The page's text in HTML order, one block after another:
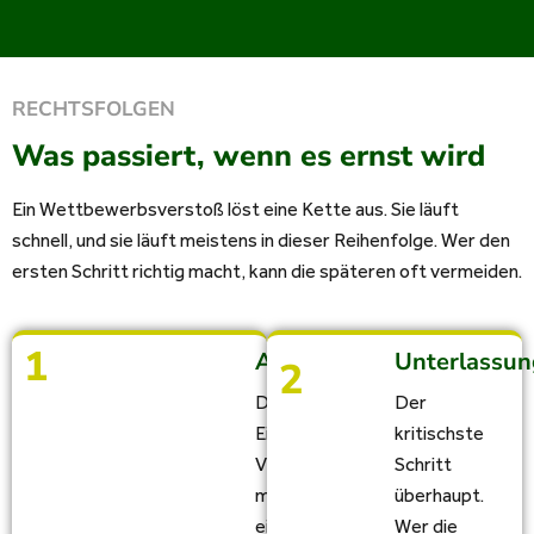
RECHTSFOLGEN
Was passiert, wenn es ernst wird
Ein Wettbewerbsverstoß löst eine Kette aus. Sie läuft
schnell, und sie läuft meistens in dieser Reihenfolge. Wer den
ersten Schritt richtig macht, kann die späteren oft vermeiden.
1 Abmahnung
Der
Einstieg.
Verbunden
mit
einer
2
Der
kritischste
Schritt
überhaupt.
Wer die